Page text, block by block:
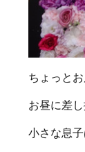
ちょっと
お昼に差
小さな息